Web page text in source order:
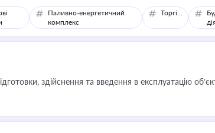
Паливно-енергетичний
комплекс
Торгівля
здійснення та введення в експлуатацію